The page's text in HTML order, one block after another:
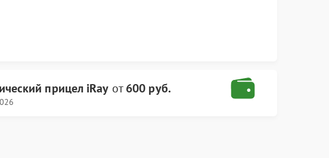
прицел iRay от600 руб.